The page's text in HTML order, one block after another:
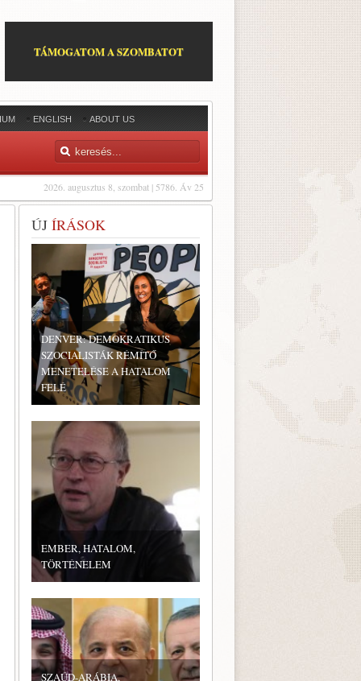
TÁMOGATOM A SZOMBATOT
ENGLISH ABOUT US
2026. augusztus 8, szombat | 5786. Áv 25
ÚJ ÍRÁSOK
DENVER: DEMOKRATIKUS
SZOCIALISTÁK RÉMÍTŐ
MENETELÉSE A HATALOM
FELÉ
EMBER, HATALOM,
TÖRTÉNELEM
SZAÚD-ARÁBIA,